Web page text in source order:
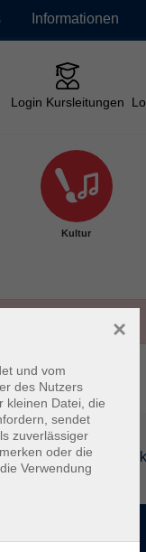
Informationen
Login Kursleitungen
Kultur
und vom
des Nutzers
kleinen Datei, die
sendet
zuverlässiger
oder die
Verwendung
×